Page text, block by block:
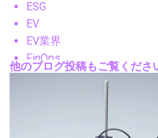
ESG
EV
EV業界
FinOps
FM
他のブログ投稿もご覧くださ